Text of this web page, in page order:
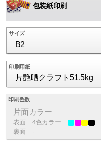
包装紙印刷
サイズ
B2
印刷用紙
片艶晒クラフト51.5kg
印刷色数
片面カラー
表面
4色カラー
裏面
-